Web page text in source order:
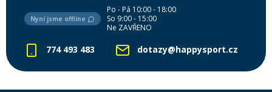
Nyní jsme offline
Po - Pá 10:00 - 18:00
So 9:00 - 15:00
Ne ZAVŘENO
774 493 483 dotazy@happysport.cz